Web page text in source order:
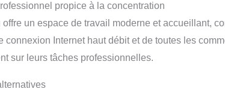
propice à la concentration
offre un espace de travail moderne et accueillant,
connexion Internet haut débit et de toutes les
sur leurs tâches professionnelles.